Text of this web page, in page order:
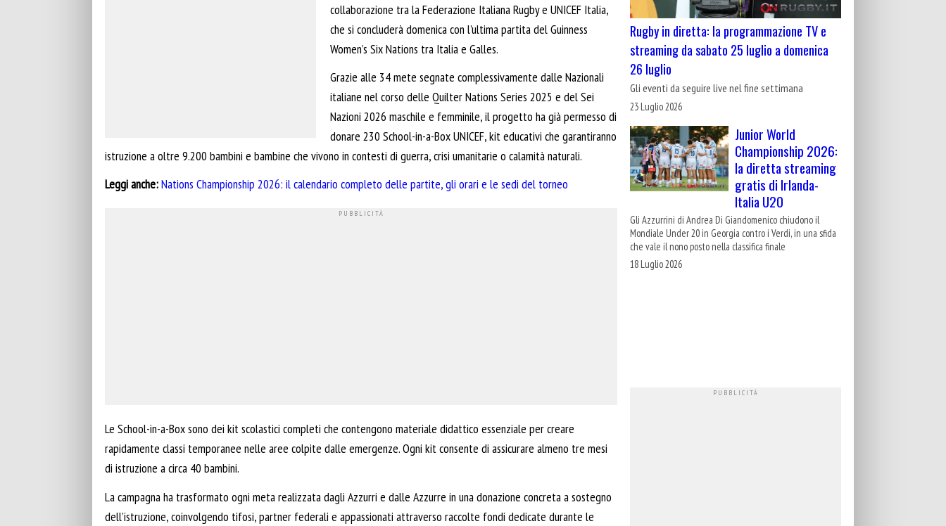
collaborazione tra la Federazione Italiana Rugby e UNICEF Italia,
che si concluderà domenica con l’ultima partita del Guinness
Women’s Six Nations tra Italia e Galles.
Grazie alle 34 mete segnate complessivamente dalle Nazionali
italiane nel corso delle Quilter Nations Series 2025 e del Sei
Nazioni 2026 maschile e femminile, il progetto ha già permesso di
donare 230 School-in-a-Box UNICEF, kit educativi che garantiranno
istruzione a oltre 9.200 bambini e bambine che vivono in contesti di guerra, crisi umanitarie o calamità naturali.
Leggi anche:Nations Championship 2026: il calendario completo delle partite, gli orari e le sedi del torneo
Le School-in-a-Box sono dei kit scolastici completi che contengono materiale didattico essenziale per creare
rapidamente classi temporanee nelle aree colpite dalle emergenze. Ogni kit consente di assicurare almeno tre mesi
di istruzione a circa 40 bambini.
La campagna ha trasformato ogni meta realizzata dagli Azzurri e dalle Azzurre in una donazione concreta a sostegno
dell’istruzione, coinvolgendo tifosi, partner federali e appassionati attraverso raccolte fondi dedicate durante le
Rugby in diretta: la programmazione TV e
streaming da sabato 25 luglio a domenica
26 luglio
Gli eventi da seguire live nel fine settimana
23 Luglio 2026
Junior World
Championship 2026:
la diretta streaming
gratis di Irlanda-
Italia U20
Gli Azzurrini di Andrea Di Giandomenico chiudono il
Mondiale Under 20 in Georgia contro i Verdi, in una sfida
che vale il nono posto nella classifica finale
18 Luglio 2026